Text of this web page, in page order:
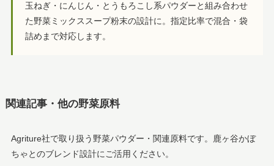
玉ねぎ・にんじん・とうもろこし系パウダーと組み合わせ
た野菜ミックススープ粉末の設計に。指定比率で混合・袋
詰めまで対応します。
関連記事・他の野菜原料
Agriture社で取り扱う野菜パウダー・関連原料です。鹿ヶ谷かぼ
ちゃとのブレンド設計にご活用ください。